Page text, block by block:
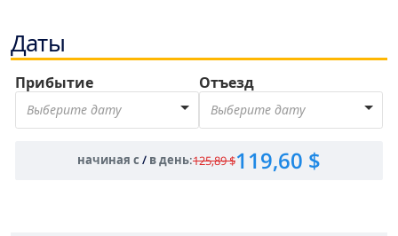
Даты
Прибытие
Выберите дату
Отъезд
Выберите дату
начиная с / в день:125,89 $119,60 $